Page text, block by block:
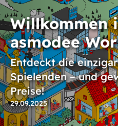
Willkommen
asmodee
Entdeckt die
Spielenden – und
Preise!
29.09.2025